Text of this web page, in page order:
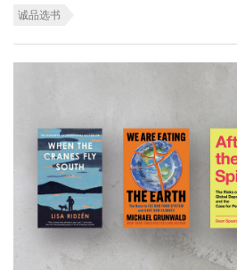
诚品选书